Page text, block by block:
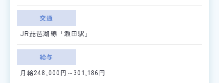
交通
JR琵琶湖線「瀬田駅」
給与
月給248,000円～301,186円